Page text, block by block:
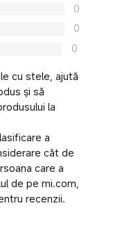
0
0
0
cu stele, ajută
și să
la
a
cât de
care a
de pe mi.com,
recenzii.